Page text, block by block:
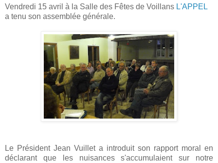
Vendredi 15 avril à la Salle des Fêtes de Voillans L'APPEL
a tenu son assemblée générale.
Le Président Jean Vuillet a introduit son rapport moral en
déclarant que les nuisances s'accumulaient sur notre